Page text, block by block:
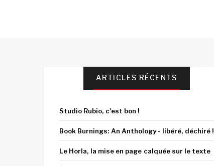
ARTICLES RÉCENTS
Studio Rubio, c'est bon !
Book Burnings: An Anthology - libéré, déchiré !
Le Horla, la mise en page calquée sur le texte